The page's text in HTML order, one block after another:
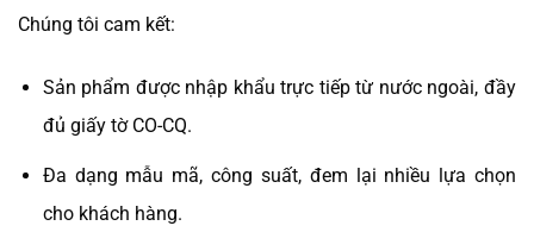
Chúng tôi cam kết:
Sản phẩm được nhập khẩu trực tiếp từ nước ngoài, đầy
đủ giấy tờ CO-CQ.
Đa dạng mẫu mã, công suất, đem lại nhiều lựa chọn
cho khách hàng.